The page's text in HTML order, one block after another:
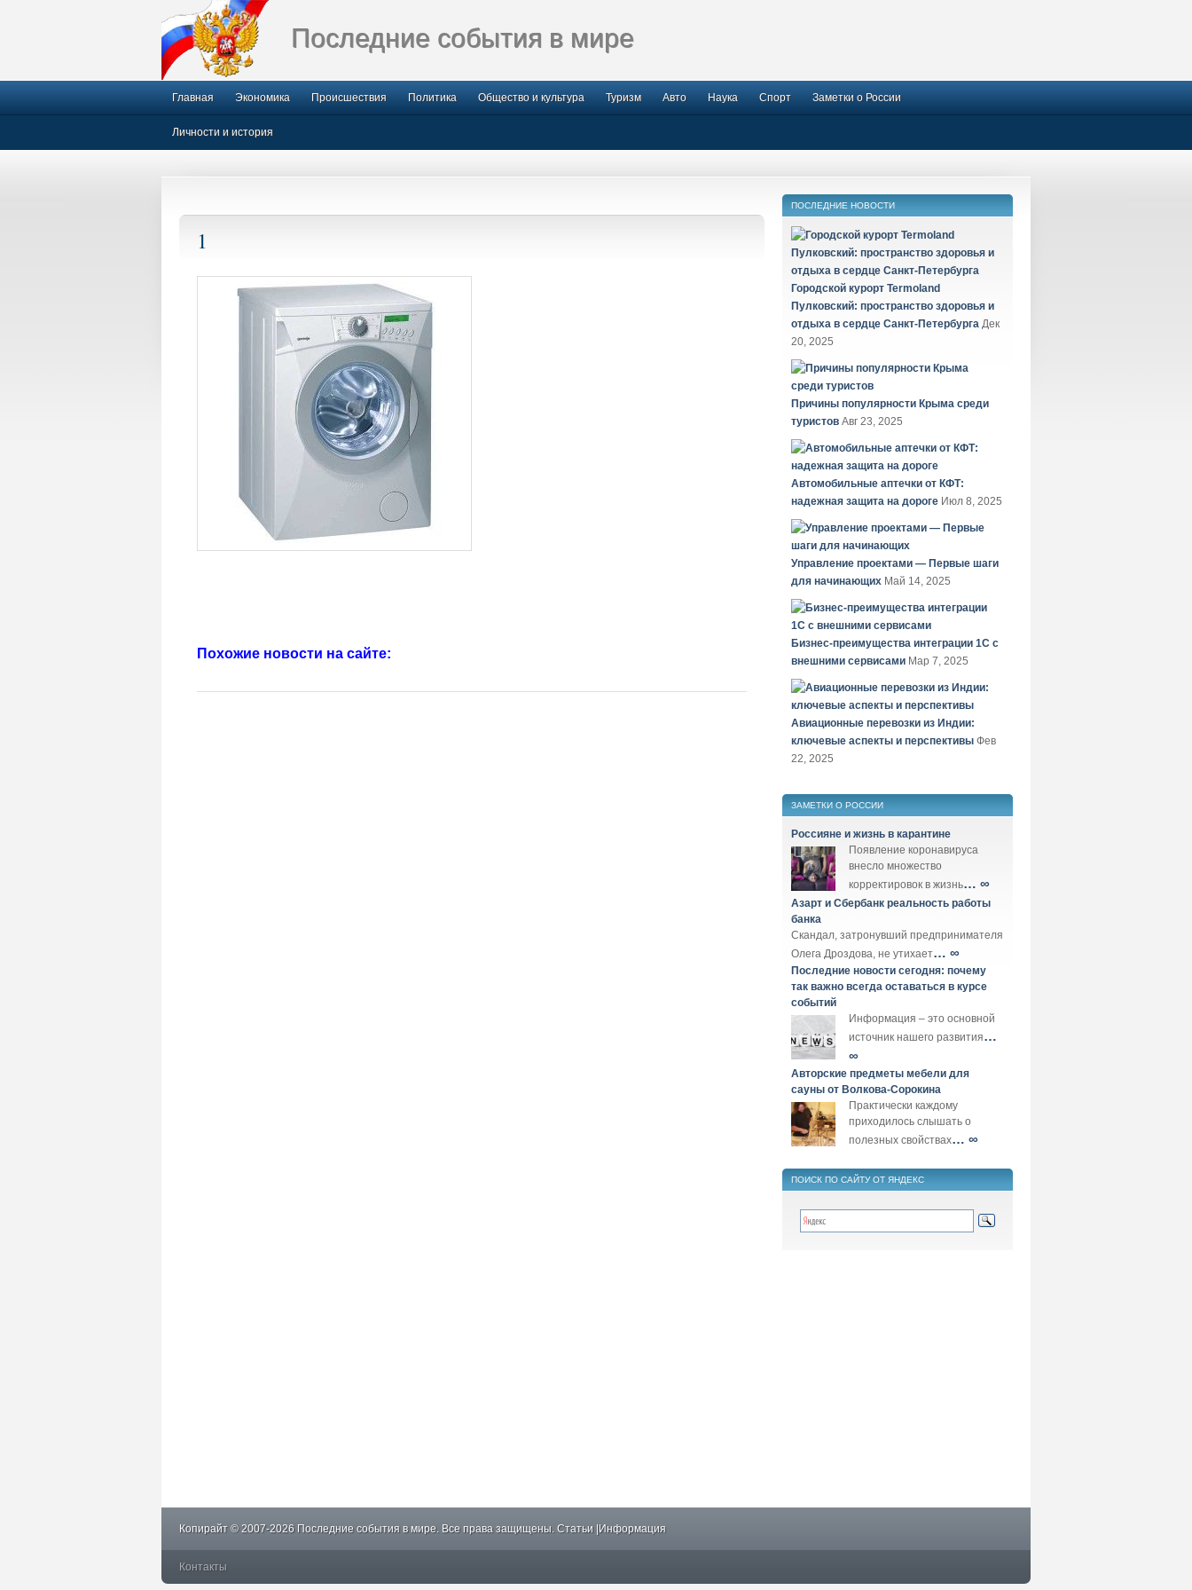
Последние события в мире
Главная Экономика Происшествия Политика Общество и культура Туризм Авто Наука Спорт Заметки о России
Личности и история
1
Похожие новости на сайте:
ПОСЛЕДНИЕ НОВОСТИ
Городской курорт Termoland
Пулковский: пространство здоровья и
отдыха в сердце Санкт-Петербурга Дек
20, 2025
Причины популярности Крыма среди
туристов Авг 23, 2025
Автомобильные аптечки от КФТ:
надежная защита на дороге Июл 8, 2025
Управление проектами — Первые шаги
для начинающих Май 14, 2025
Бизнес-преимущества интеграции 1С с
внешними сервисами Мар 7, 2025
Авиационные перевозки из Индии:
ключевые аспекты и перспективы Фев
22, 2025
ЗАМЕТКИ О РОССИИ
Россияне и жизнь в карантине
Появление коронавируса
внесло множество
корректировок в жизнь… ∞
Азарт и Сбербанк реальность работы
банка
Скандал, затронувший предпринимателя
Олега Дроздова, не утихает… ∞
Последние новости сегодня: почему
так важно всегда оставаться в курсе
событий
Информация – это основной
источник нашего развития…
∞
Авторские предметы мебели для
сауны от Волкова-Сорокина
Практически каждому
приходилось слышать о
полезных свойствах… ∞
ПОИСК ПО САЙТУ ОТ ЯНДЕКС
Копирайт © 2007-2026 Последние события в мире. Все права защищены. Статьи |Информация
Контакты